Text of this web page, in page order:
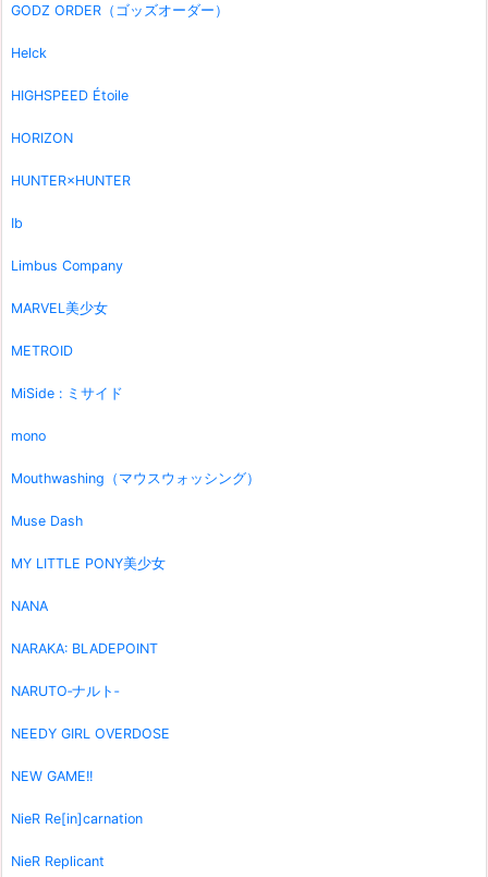
GODZ ORDER（ゴッズオーダー）
Helck
HIGHSPEED Étoile
HORIZON
HUNTER×HUNTER
Ib
Limbus Company
MARVEL美少女
METROID
MiSide : ミサイド
mono
Mouthwashing（マウスウォッシング）
Muse Dash
MY LITTLE PONY美少女
NANA
NARAKA: BLADEPOINT
NARUTO‐ナルト‐
NEEDY GIRL OVERDOSE
NEW GAME!!
NieR Re[in]carnation
NieR Replicant